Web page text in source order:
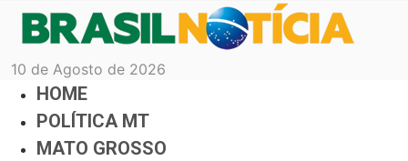
10 de Agosto de 2026
HOME
POLÍTICA MT
MATO GROSSO